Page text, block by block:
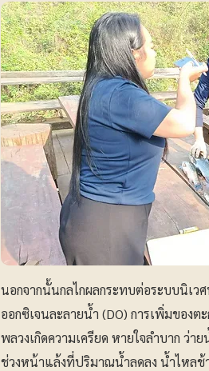
นอกจากนั้นกลไกผลกระทบต่อระบบนิเว
ออกซิเจนละลายน้ำ (DO) การเพิ่มของ
พลวงเกิดความเครียด หายใจลำบาก ว่า
ช่วงหน้าแล้งที่ปริมาณน้ำลดลง น้ำไหลช้